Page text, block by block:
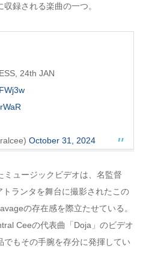
収録される楽曲の一つ。
24th JAN
October 31, 2024
ミュージックビデオは、名監督
ランタを舞台に撮影されたこの
の存在感を際立たせている。
Ceeの代表曲「Doja」のビデオ
でもその手腕を存分に発揮してい